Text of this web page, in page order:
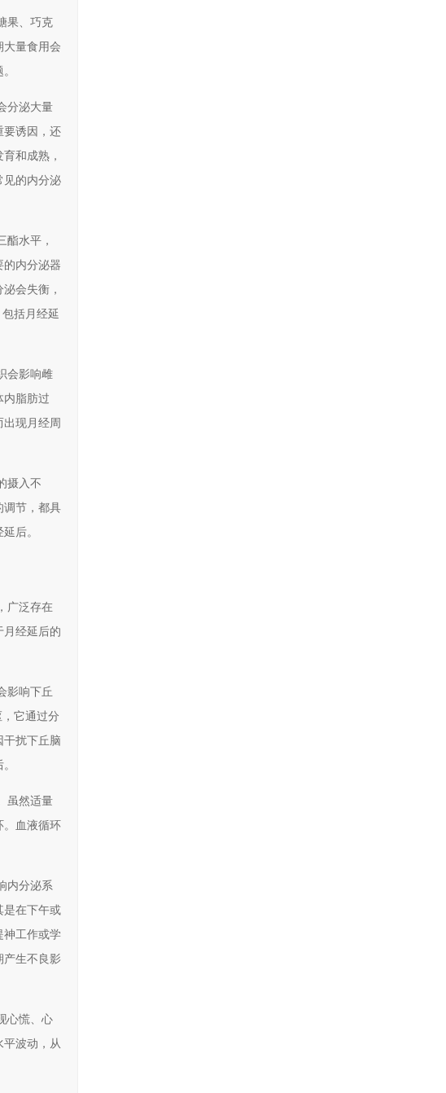
果、巧克
大量食用会
分泌大量
要诱因，还
和成熟，
见的内分泌
酯水平，
的内分泌器
会失衡，
括月经延
会影响雌
内脂肪过
现月经周
摄入不
调节，都具
后。
广泛存在
月经延后的
影响下丘
它通过分
干扰下丘脑
虽然适量
。血液循环
内分泌系
是在下午或
神工作或学
产生不良影
心慌、心
平波动，从